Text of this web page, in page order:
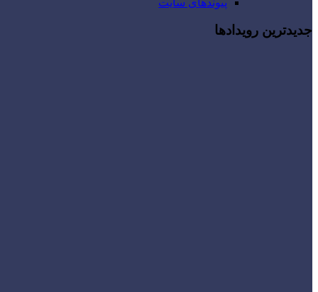
پیوندهای سایت
جدیدترین رویدادها